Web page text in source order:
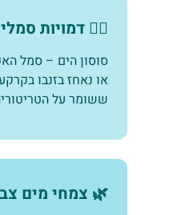
🧜‍♂️ דמויות
סוסון הים – סמל
או נאחז בזנבו
ששומר על
🌿 צמחי מים